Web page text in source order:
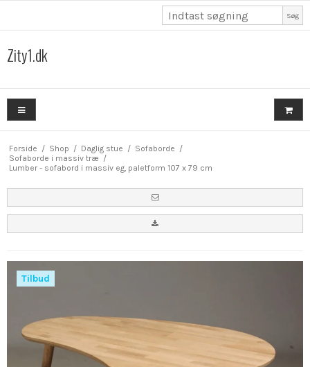
Søg
Zity1.dk
Forside / Shop / Daglig stue / Sofaborde /
Sofaborde i massiv træ /
Lumber - sofabord i massiv eg, paletform 107 x 79 cm
Tilbud